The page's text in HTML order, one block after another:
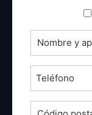
Nombre
completo
*Teléfono
Código